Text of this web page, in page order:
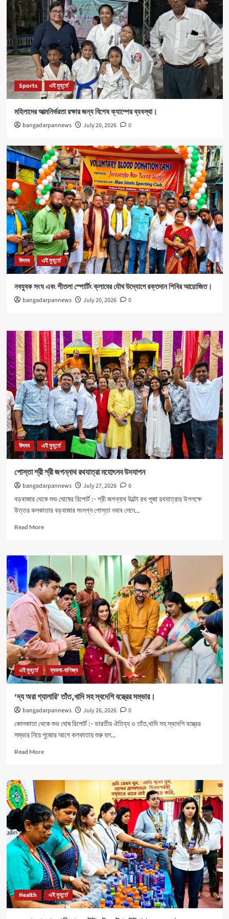
Sports এই মুহূর্তে
মহিলাদের আত্মনির্ভরতা রক্ষার জন্য বিশেষ ক্যাম্পের ব্যবস্থা।
bangadarpannews July 20, 2026 0
উৎসব এই মুহূর্তে
নবযুবক সংঘ এবং শীতলা স্পোর্টিং ক্লাবের যৌথ উদ্যোগে রক্তদান শিবির আয়োজিত।
bangadarpannews July 20, 2026 0
উৎসব এই মুহূর্তে
পোস্তা শ্রী শ্রী জগন্নাথ রথযাত্রা মহোৎসব উদযাপন
bangadarpannews July 27, 2026
0
বড়বাজার থেকে শুভ ঘোষের রিপোর্ট :- শ্রী জগন্নাথ উল্টো রথ পূজা রথযাত্রার উপলক্ষে
উত্তর কলকাতার বড়বাজার সংলগ্ন পোস্তা নবাব লেনে...
Read MoreRead
পোস্তা
শ্রী
শ্রী
জগন্নাথ
রথযাত্রা
মহোৎসব
উদযাপন
এই মুহূর্তে ব্যবসা-বাণিজ্য
‘দ্য অরা গ্যালারি’ তাঁত,খাদি সহ স্বদেশি বস্ত্রের সম্ভার।
bangadarpannews July 26, 2026
0
কোলকাতা থেকে শুভ ঘোষ রিপোর্ট :- ভারতীয় ঐতিহ্য ও তাঁত,খাদি সহ স্বদেশি বস্ত্রের
সম্ভার নিয়ে পুজোর আগে কলকাতায় শুরু হল...
Read MoreRead
‘দ্য
গ্যালারি’
তাঁত,খাদি
সহ
স্বদেশি
বস্ত্রের
সম্ভার।
Health এই মুহূর্তে